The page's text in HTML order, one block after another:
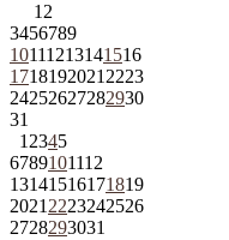
1 2
3456789
10111213141516
1718192021 2223
24252627282930
31
1 2345
6789101112
13141516171819
2021 2223242526
2728293031